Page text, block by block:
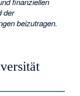
der
beizutragen.